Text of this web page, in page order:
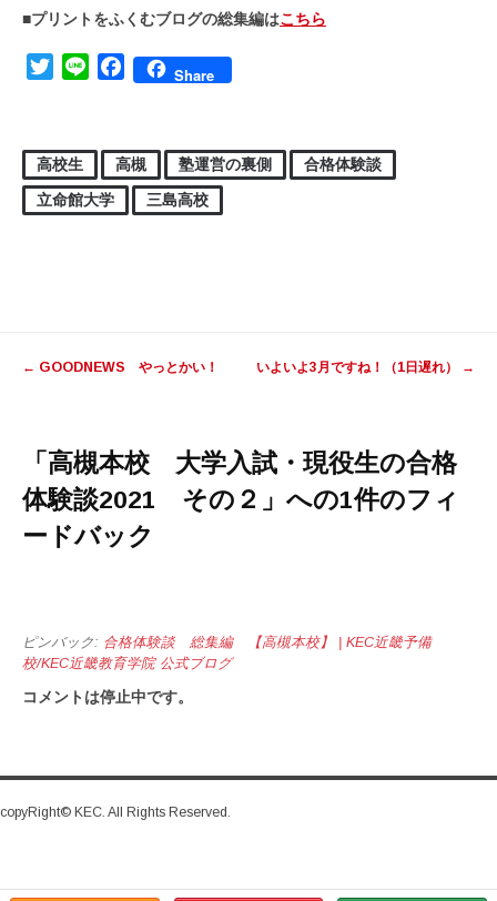
■プリントをふくむブログの総集編はこちら
TwitterLine FacebookShare
高校生 高槻 塾運営の裏側
合格体験談
立命館大学
三島高校
← GOODNEWS やっとかい！ いよいよ3月ですね！（1日遅れ） →
「 高槻本校 大学入試・現役生の合格
体験談2021 その２ 」への1件のフィ
ードバック
ピンバック: 合格体験談 総集編 【高槻本校】 | KEC近畿予備
校/KEC近畿教育学院 公式ブログ
コメントは停止中です。
copyRight© KEC. All Rights Reserved.